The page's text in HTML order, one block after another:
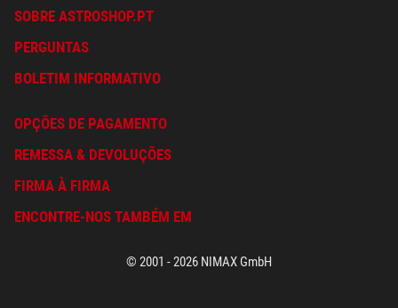
SOBRE ASTROSHOP.PT
PERGUNTAS
BOLETIM INFORMATIVO
OPÇÕES DE PAGAMENTO
REMESSA & DEVOLUÇÕES
FIRMA À FIRMA
ENCONTRE-NOS TAMBÉM EM
© 2001 - 2026 NIMAX GmbH